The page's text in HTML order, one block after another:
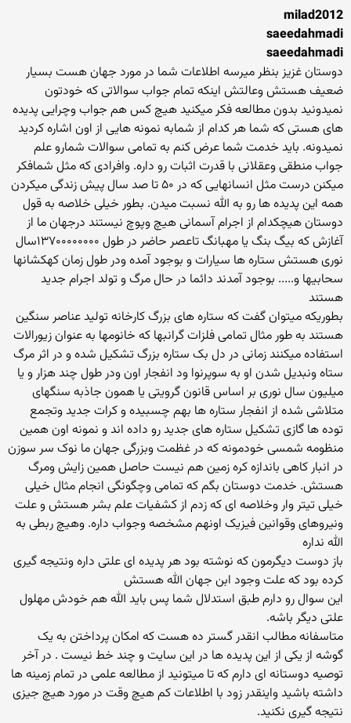
milad2012
saeedahmadi
saeedahmadi
دوستان غزیز بنظر میرسه اطلاعات شما در مورد جهان هست بسیار
ضعیف هستش وعالتش اینکه تمام جواب سوالاتی که خودتون
نمیدونید بدون مطالعه فکر میکنید هیچ کس هم جواب وچرایی پدیده
های هستی که شما هر کدام از شمابه نمونه هایی از اون اشاره کردید
نمیدونه. باید خدمت شما عرض کنم به تمامی سوالات شمارو علم
جواب منطقی وعقلانی با قدرت اثبات رو داره. وافرادی که مثل شمافکر
میکنن درست مثل انسانهایی که در ۵۰ تا صد سال پیش زندگی میکردن
همه این پدیده ها رو به الله نسبت میدن. بطور خیلی خلاصه به قول
دوستان هیچکدام از اجرام آسمانی هیچ وپوچ نیستند درجهان ما از
آغازش که بیگ بنگ یا مهبانگ تاعصر حاضر در طول ۱۳۷۰۰۰۰۰۰۰۰سال
نوری هستش ستاره ها سیارات و بوجود آمده ودر طول زمان کهکشانها
سحابیها و..... بوجود آمدند دائما در حال مرگ و تولد اجرام جدید
هستند
بطوریکه میتوان گفت که ستاره های بزرگ کارخانه تولید عناصر سنگین
هستند به طور مثال تمامی فلزات گرانبها که خانومها به عنوان زیورالات
استفاده میکنند زمانی در دل بک ستاره بزرگ تشکیل شده و در اثر مرگ
ستاه ونبدیل شدن او به سوپرنوا ود انفجار اون ودر طول چند هزار و یا
میلیون سال نوری بر اساس قانون گرویتی یا همون جاذبه سنگهای
متلاشی شده از انفجار ستاره ها بهم چسبیده و کرات جدید وتجمع
توده ها گازی تشکیل ستاره های جدید رو داده اند و نمونه اون همین
منظومه شمسی خودمونه که در غظمت وبزرگی جهان ما نوک سر سوزن
در انبار کاهی باندازه کره زمین هم نیست حاصل همین زایش ومرگ
هستش. خدمت دوستان بگم که تمامی وچگونگی انجام مثال خیلی
خیلی تیتر وار وخلاصه ای که زدم از کشفیات علم بشر هستش و علت
ونیروهای وقوانین فیزیک اونهم مشخصه وجواب داره. وهیچ ربطی به
الله نداره
باز دوست دیگرمون که نوشته بود هر پدیده ای علتی داره ونتیجه گیری
کرده بود که علت وجود ابن جهان الله هستش
این سوال رو دارم طبق استدلال شما پس باید الله هم خودش مهلول
علتی دیگر باشه.
متاسفانه مطالب انقدر گستر ده هست که امکان پرداختن به یک
گوشه از یکی از این پدیده ها در این سایت و چند خط نیست . در آخر
توصیه دوستانه ای دارم که تا میتونید از مطالعه علمی در تمام زمینه ها
داشته باشید واینقدر زود با اطلاعات کم هیچ وقت در مورد هیچ جیزی
نتیجه گیری نکنید.